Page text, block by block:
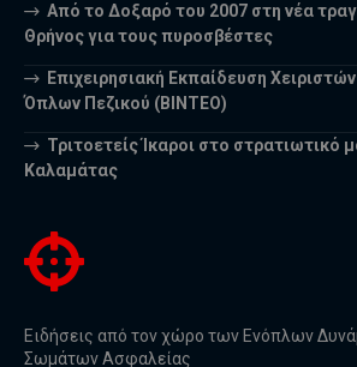
Από το Δοξαρό του 2007 στη νέα
Θρήνος για τους πυροσβέστες
Επιχειρησιακή Εκπαίδευση
Όπλων Πεζικού (ΒΙΝΤΕΟ)
Τριτοετείς Ίκαροι στο στρατιωτικό
Καλαμάτας
Ειδήσεις από τον χώρο των Ενόπλων
Σωμάτων Ασφαλείας